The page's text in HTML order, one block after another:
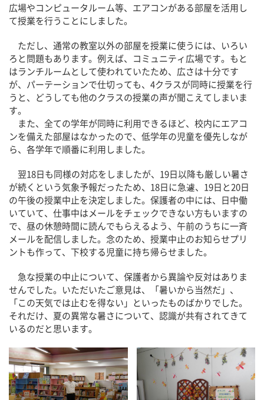
広場やコンピュータルーム等、エアコンがある部屋を活用し
て授業を行うことにしました。
ただし、通常の教室以外の部屋を授業に使うには、いろい
ろと問題もあります。例えば、コミュニティ広場です。もと
はランチルームとして使われていたため、広さは十分です
が、パーテーションで仕切っても、4クラスが同時に授業を行
うと、どうしても他のクラスの授業の声が聞こえてしまいま
す。
また、全ての学年が同時に利用できるほど、校内にエアコ
ンを備えた部屋はなかったので、低学年の児童を優先しなが
ら、各学年で順番に利用しました。
翌18日も同様の対応をしましたが、19日以降も厳しい暑さ
が続くという気象予報だったため、18日に急遽、19日と20日
の午後の授業中止を決定しました。保護者の中には、日中働
いていて、仕事中はメールをチェックできない方もいますの
で、昼の休憩時間に読んでもらえるよう、午前のうちに一斉
メールを配信しました。念のため、授業中止のお知らせプリ
ントも作って、下校する児童に持ち帰らせました。
急な授業の中止について、保護者から異論や反対はありま
せんでした。いただいたご意見は、「暑いから当然だ」、
「この天気では止むを得ない」といったものばかりでした。
それだけ、夏の異常な暑さについて、認識が共有されてきて
いるのだと思います。